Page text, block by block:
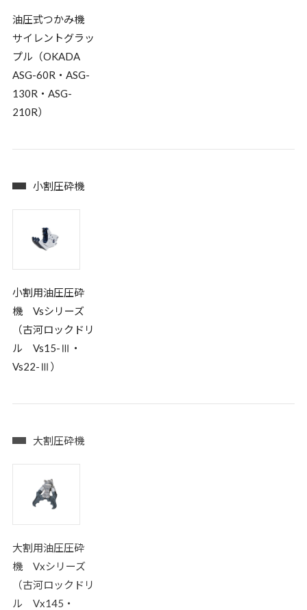
油圧式つかみ機
サイレントグラッ
プル（OKADA
ASG-60R・ASG-
130R・ASG-
210R）
小割圧砕機
小割用油圧圧砕
機 Vsシリーズ
（古河ロックドリ
ル Vs15-Ⅲ・
Vs22-Ⅲ）
大割圧砕機
大割用油圧圧砕
機 Vxシリーズ
（古河ロックドリ
ル Vx145・